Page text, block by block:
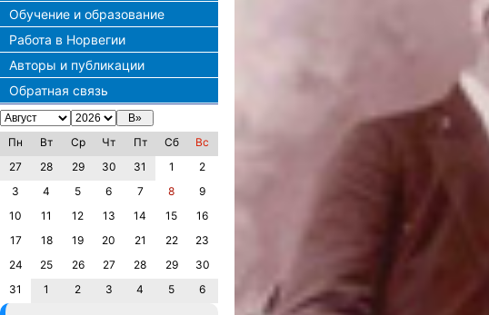
Обучение и образование
Работа в Норвегии
Авторы и публикации
Обратная связь
Пн Вт Ср Чт Пт Сб
Вс
27
28 29 30 31 1
2
3
4 5 6 7 8
9
10
11 12 13 14 15
16
17
18 19 20 21 22
23
24
25 26 27 28 29
30
31
1 2 3 4 5 6